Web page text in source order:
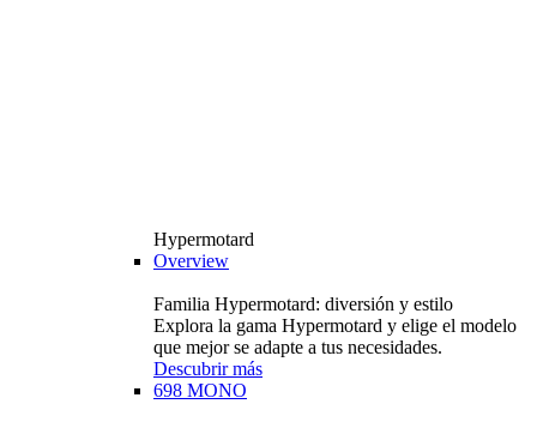
Hypermotard
Overview
Familia Hypermotard: diversión y estilo
Explora la gama Hypermotard y elige el modelo
que mejor se adapte a tus necesidades.
Descubrir más
698 MONO